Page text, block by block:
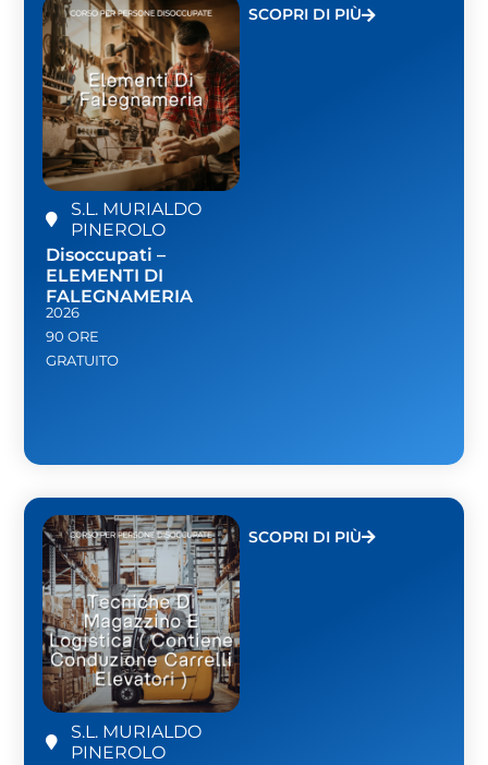
S.L. MURIALDO
PINEROLO
Disoccupati –
ELEMENTI DI
FALEGNAMERIA
2026
90 ORE
GRATUITO
SCOPRI DI PIÙ
S.L. MURIALDO
PINEROLO
SCOPRI DI PIÙ